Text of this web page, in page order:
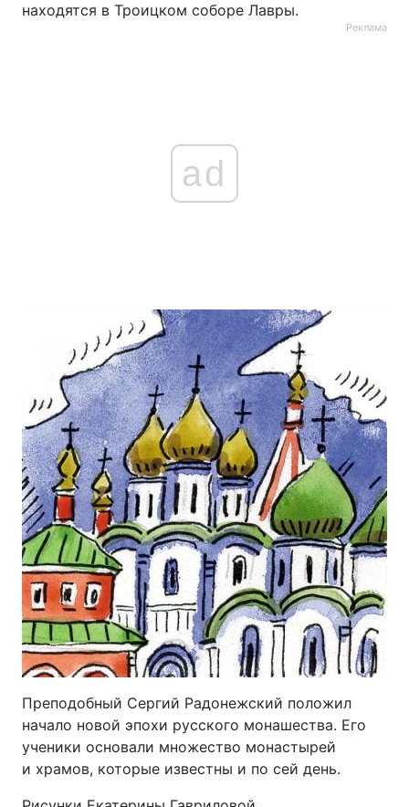
находя­тся в Троицком соборе Лавры.
Реклама
ad
Преподобный Сергий Радонежский положил
начало новой эпохи русского монашества. Его
ученики основали множество монастырей
и храмов, которые известны и по сей день.